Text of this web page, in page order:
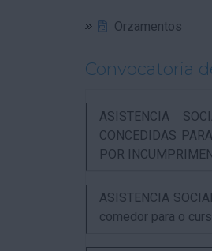
Orzamentos
Convocatoria
ASISTENCIA
CONCEDIDAS
POR
ASISTENCIA
comedor para o